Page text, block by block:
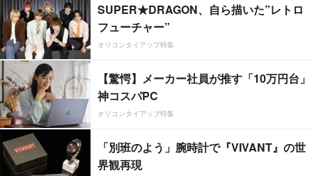
SUPER★DRAGON、自ら描いた”レトロ
フューチャー”
オリコンタイアップ特集
【驚愕】メーカー社員が推す「10万円台」
神コスパPC
オリコンタイアップ特集
「別班のよう」腕時計で『VIVANT』の世
界観再現